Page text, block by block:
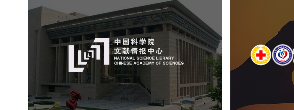
中国科学院文献情报中心
机构组织 网站建设
虚拟展厅
博物馆展厅设计
数字博物馆建设
展厅空间设计
北京展厅设计
产品展厅设计
企业展厅设计
公司展厅设计
中国人